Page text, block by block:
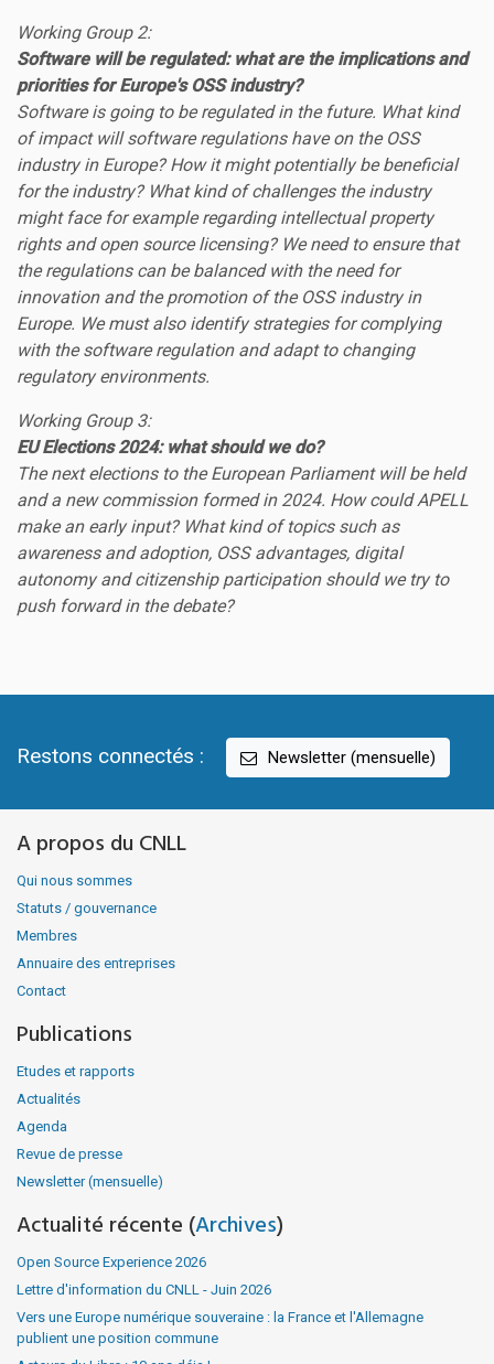
Working Group 2:
Software will be regulated: what are the implications and
priorities for Europe's OSS industry?
Software is going to be regulated in the future. What kind
of impact will software regulations have on the OSS
industry in Europe? How it might potentially be beneficial
for the industry? What kind of challenges the industry
might face for example regarding intellectual property
rights and open source licensing? We need to ensure that
the regulations can be balanced with the need for
innovation and the promotion of the OSS industry in
Europe. We must also identify strategies for complying
with the software regulation and adapt to changing
regulatory environments.
Working Group 3:
EU Elections 2024: what should we do?
The next elections to the European Parliament will be held
and a new commission formed in 2024. How could APELL
make an early input? What kind of topics such as
awareness and adoption, OSS advantages, digital
autonomy and citizenship participation should we try to
push forward in the debate?
Restons connectés : Newsletter (mensuelle)
A propos du CNLL
Qui nous sommes
Statuts / gouvernance
Membres
Annuaire des entreprises
Contact
Publications
Etudes et rapports
Actualités
Agenda
Revue de presse
Newsletter (mensuelle)
Actualité récente (Archives)
Open Source Experience 2026
Lettre d'information du CNLL - Juin 2026
Vers une Europe numérique souveraine : la France et l'Allemagne
publient une position commune